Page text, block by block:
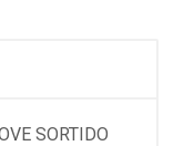
SORTIDO